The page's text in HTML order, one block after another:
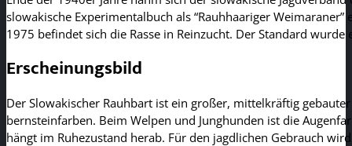
slowakische Experimentalbuch als “Rauhhaariger
1975 befindet sich die Rasse in Reinzucht. Der Standard wurde
Erscheinungsbild
Der Slowakischer Rauhbart ist ein großer, mittelkräftig
bernsteinfarben. Beim Welpen und Junghunden ist die
hängt im Ruhezustand herab. Für den jagdlichen Gebrauch